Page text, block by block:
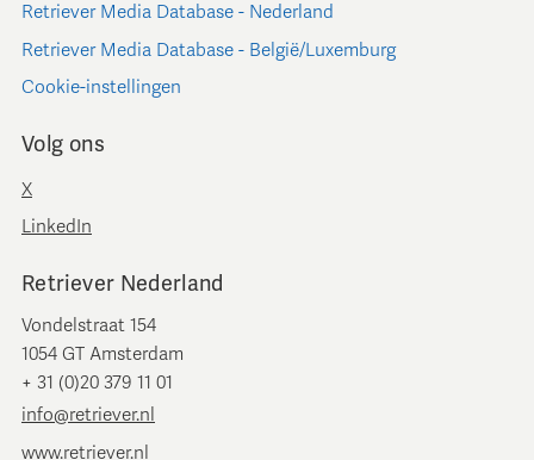
Retriever Media Database - Nederland
Retriever Media Database - België/Luxemburg
Cookie-instellingen
Volg ons
X
LinkedIn
Retriever Nederland
Vondelstraat 154
1054 GT Amsterdam
+ 31 (0)20 379 11 01
info@retriever.nl
www.retriever.nl